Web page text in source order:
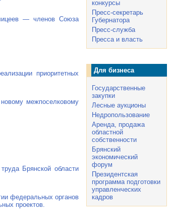
лицеев — членов Союза
приоритетных
межпоселковому
Брянской области
федеральных органов
проектов.
конкурсы
Пресс-секретарь
Губернатора
Пресс-служба
Пресса и власть
Для бизнеса
Государственные
закупки
Лесные аукционы
Недропользование
Аренда, продажа
областной
собственности
Брянский
экономический
форум
Президентская
программа подготовки
управленческих
кадров